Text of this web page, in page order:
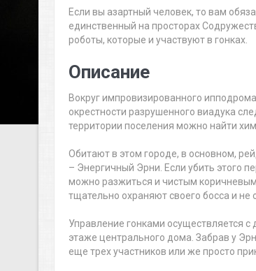
Если вы азартный человек, то вам
единственный на просторах
роботы, которые и участвуют в гонках.
Описание
Вокруг импровизированного
окрестности разрушенного виадука
территории поселения можно найти
Обитают в этом городе, в основном,
– Энергичный Эрни. Если убить этого
можно разжиться и чистым
тщательно охраняют своего босса и не
Управление гонками осуществляется
этаже центрального дома. Забрав у
еще трех участников или же просто